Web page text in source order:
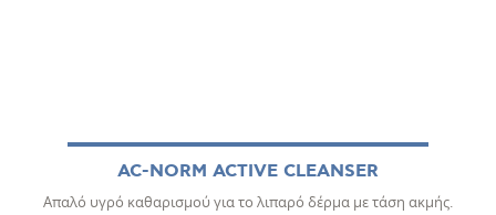
AC-NORM ACTIVE CLEANSER
Απαλό υγρό καθαρισμού για το λιπαρό δέρμα με τάση ακμής.